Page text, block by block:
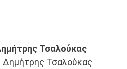
Τσαλούκας
Δημήτρης Τσαλούκας